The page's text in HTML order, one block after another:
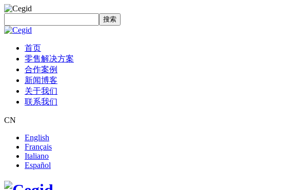
搜索
首页
零售解决方案
合作案例
新闻博客
关于我们
联系我们
CN
English
Français
Italiano
Español